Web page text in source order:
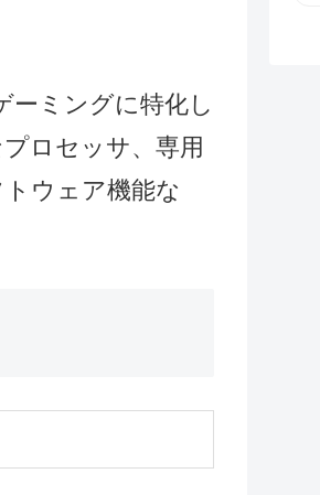
ーミングに特化し
ロセッサ、専用
ウェア機能な